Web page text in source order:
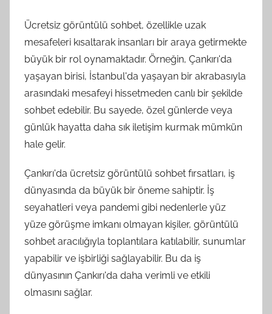
Ücretsiz görüntülü sohbet, özellikle uzak
mesafeleri kısaltarak insanları bir araya getirmekte
büyük bir rol oynamaktadır. Örneğin, Çankırı'da
yaşayan birisi, İstanbul'da yaşayan bir akrabasıyla
arasındaki mesafeyi hissetmeden canlı bir şekilde
sohbet edebilir. Bu sayede, özel günlerde veya
günlük hayatta daha sık iletişim kurmak mümkün
hale gelir.
Çankırı'da ücretsiz görüntülü sohbet fırsatları, iş
dünyasında da büyük bir öneme sahiptir. İş
seyahatleri veya pandemi gibi nedenlerle yüz
yüze görüşme imkanı olmayan kişiler, görüntülü
sohbet aracılığıyla toplantılara katılabilir, sunumlar
yapabilir ve işbirliği sağlayabilir. Bu da iş
dünyasının Çankırı'da daha verimli ve etkili
olmasını sağlar.